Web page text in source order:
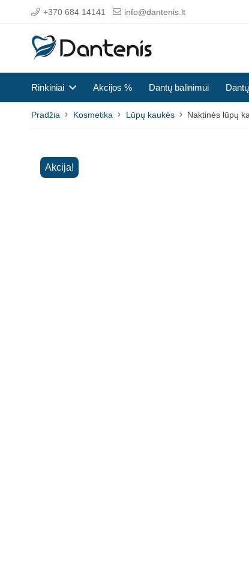
+370 684 14141 info@dantenis.lt
Rinkiniai Akcijos % Dantų balinimui
Pradžia Kosmetika Lūpų kaukės Naktinės lūpų
Akcija!